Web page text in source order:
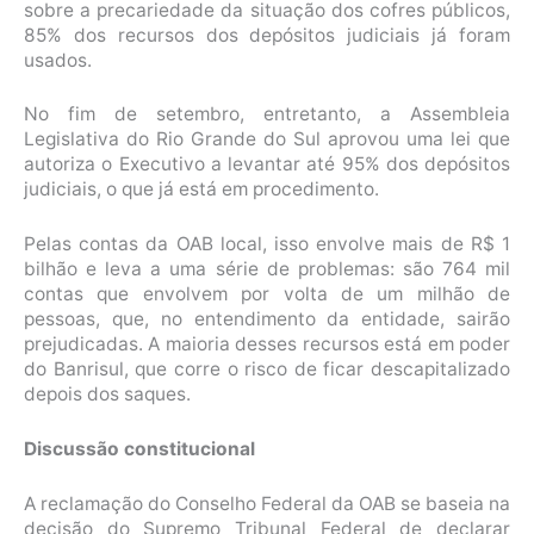
sobre a precariedade da situação dos cofres públicos,
85% dos recursos dos depósitos judiciais já foram
usados.
No fim de setembro, entretanto, a Assembleia
Legislativa do Rio Grande do Sul aprovou uma lei que
autoriza o Executivo a levantar até 95% dos depósitos
judiciais, o que já está em procedimento.
Pelas contas da OAB local, isso envolve mais de R$ 1
bilhão e leva a uma série de problemas: são 764 mil
contas que envolvem por volta de um milhão de
pessoas, que, no entendimento da entidade, sairão
prejudicadas. A maioria desses recursos está em poder
do Banrisul, que corre o risco de ficar descapitalizado
depois dos saques.
Discussão constitucional
A reclamação do Conselho Federal da OAB se baseia na
decisão do Supremo Tribunal Federal de declarar